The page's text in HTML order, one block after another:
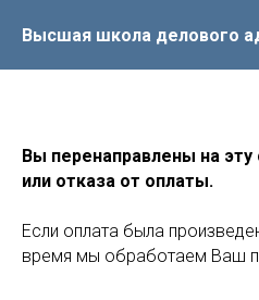
Высшая школа делового
Вы перенаправлены на эту
или отказа от оплаты.
Если оплата была
время мы обработаем Ваш